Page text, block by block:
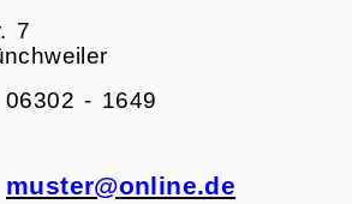
7
06302 - 1649
muster@online.de